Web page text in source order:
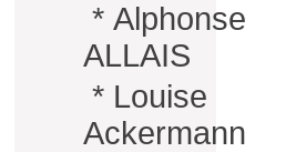
* Alphonse
ALLAIS
* Louise
Ackermann